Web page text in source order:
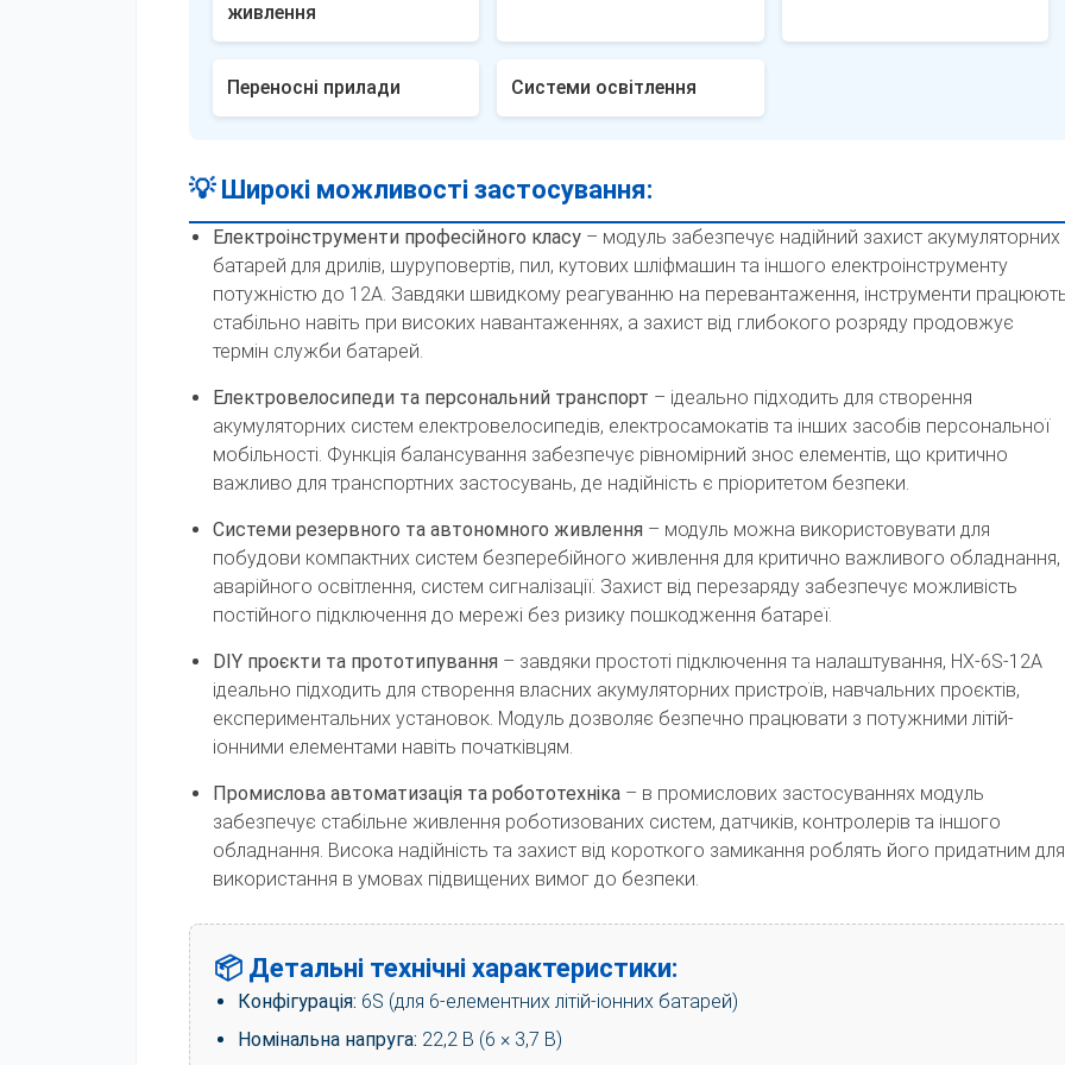
живлення
Переносні прилади Системи освітлення
💡 Широкі можливості застосування:
Електроінструменти професійного класу – модуль забезпечує надійний захист акумуляторних
батарей для дрилів, шуруповертів, пил, кутових шліфмашин та іншого електроінструменту
потужністю до 12А. Завдяки швидкому реагуванню на перевантаження, інструменти
стабільно навіть при високих навантаженнях, а захист від глибокого розряду продовжує
термін служби батарей.
Електровелосипеди та персональний транспорт – ідеально підходить для створення
акумуляторних систем електровелосипедів, електросамокатів та інших засобів персональної
мобільності. Функція балансування забезпечує рівномірний знос елементів, що критично
важливо для транспортних застосувань, де надійність є пріоритетом безпеки.
Системи резервного та автономного живлення – модуль можна використовувати для
побудови компактних систем безперебійного живлення для критично важливого обладнання,
аварійного освітлення, систем сигналізації. Захист від перезаряду забезпечує можливість
постійного підключення до мережі без ризику пошкодження батареї.
DIY проєкти та прототипування – завдяки простоті підключення та налаштування, HX-6S-12А
ідеально підходить для створення власних акумуляторних пристроїв, навчальних проєктів,
експериментальних установок. Модуль дозволяє безпечно працювати з потужними літій-
іонними елементами навіть початківцям.
Промислова автоматизація та робототехніка – в промислових застосуваннях модуль
забезпечує стабільне живлення роботизованих систем, датчиків, контролерів та іншого
обладнання. Висока надійність та захист від короткого замикання роблять його придатним для
використання в умовах підвищених вимог до безпеки.
📦 Детальні технічні характеристики:
Конфігурація: 6S (для 6-елементних літій-іонних батарей)
Номінальна напруга: 22,2 В (6 × 3,7 В)